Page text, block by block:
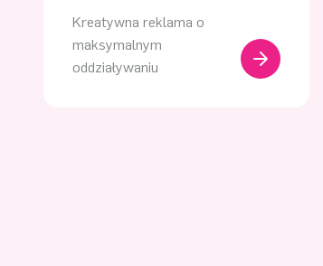
Kreatywna reklama o
maksymalnym
oddziaływaniu